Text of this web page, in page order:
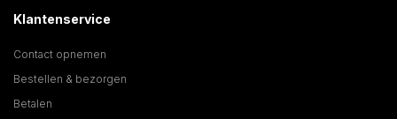
Klantenservice
Contact opnemen
Bestellen & bezorgen
Betalen